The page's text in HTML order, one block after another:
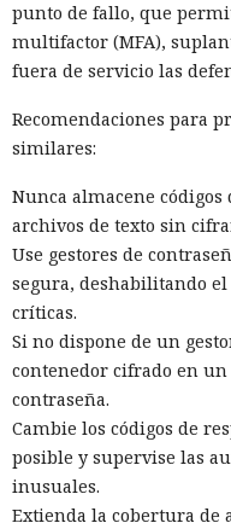
punto de fallo, que
multifactor (MFA),
fuera de servicio las
Recomendaciones para
similares:
Nunca almacene
archivos de texto sin
Use gestores de
segura, deshabilitando
críticas.
Si no dispone de un
contenedor cifrado en
contraseña.
Cambie los códigos de
posible y supervise las
inusuales.
Extienda la cobertura de